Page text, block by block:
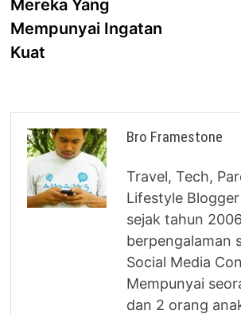
Mereka Yang
Mempunyai Ingatan
Kuat
Bro Framestone
Travel, Tech,
Lifestyle
sejak tahun
berpengalaman
Social Media
Mempunyai
dan 2 orang